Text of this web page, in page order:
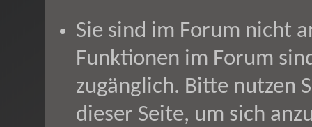
Sie sind im Forum nicht
Funktionen im Forum
zugänglich. Bitte nutzen
dieser Seite, um sich